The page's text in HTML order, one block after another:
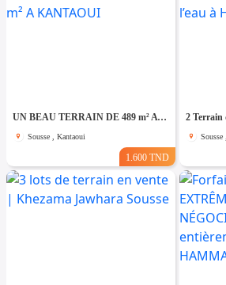
UN BEAU TERRAIN DE 489 m² A KANTAOUI
Sousse , Kantaoui
1.600 TND
Sousse